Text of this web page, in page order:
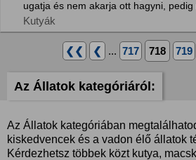
ugatja és nem akarja ott hagyni, pedig
Kutyák
❮❮ ❮ ... 717 718 719
Az Állatok kategóriáról:
Az Állatok kategóriában
kiskedvencek és a vadon élő állatok
Kérdezhetsz többek közt kutya,